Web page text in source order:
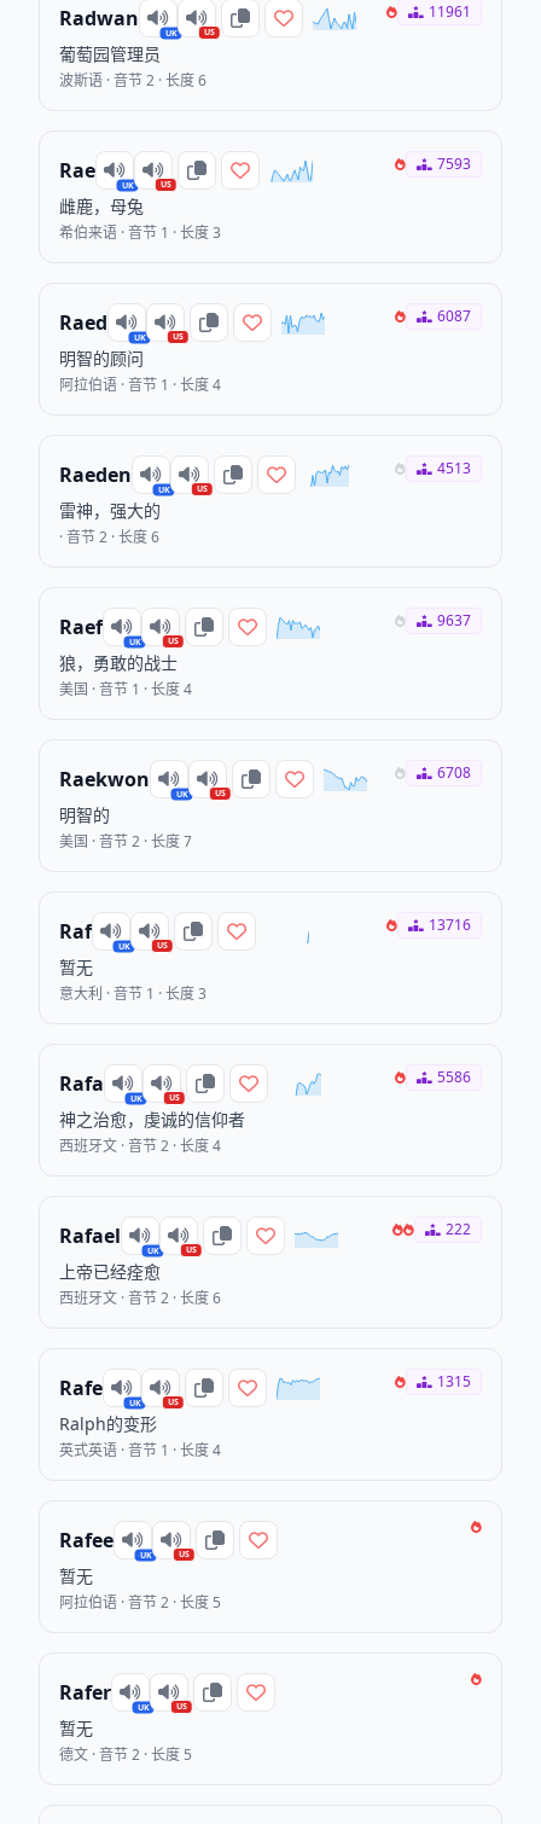
Radwan
UK US
葡萄园管理员
波斯语 · 音节 2 · 长度 6
11961
Rae
UK US
雌鹿，母兔
希伯来语 · 音节 1 · 长度 3
7593
Raed
UK US
明智的顾问
阿拉伯语 · 音节 1 · 长度 4
6087
Raeden
UK US
雷神，强大的
· 音节 2 · 长度 6
4513
Raef
UK US
狼，勇敢的战士
美国 · 音节 1 · 长度 4
9637
Raekwon
UK US
明智的
美国 · 音节 2 · 长度 7
6708
Raf
UK US
暂无
意大利 · 音节 1 · 长度 3
13716
Rafa
UK US
神之治愈，虔诚的信仰者
西班牙文 · 音节 2 · 长度 4
5586
Rafael
UK US
上帝已经痊愈
西班牙文 · 音节 2 · 长度 6
222
Rafe
UK US
Ralph的变形
英式英语 · 音节 1 · 长度 4
1315
Rafee
UK US
暂无
阿拉伯语 · 音节 2 · 长度 5
Rafer
UK US
暂无
德文 · 音节 2 · 长度 5